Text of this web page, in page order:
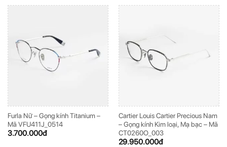
Furla Nữ – Gọng kính Titanium –
Mã VFU411J_0514
3.700.000đ
Cartier Louis Cartier Precious Nam
– Gọng kính Kim loại, Mạ bạc – Mã
CT0260O_003
29.950.000đ